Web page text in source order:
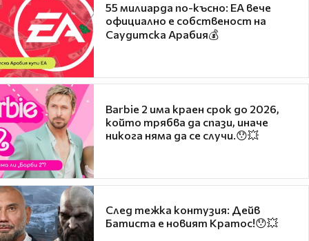
55 милиарда по-късно: EA вече
официално е собственост на
Саудитска Арабия💰
Barbie 2 има краен срок до 2026,
който трябва да спази, иначе
никога няма да се случи.😯💥
След тежка контузия: Дейв
Батиста е новият Кратос!😯💥